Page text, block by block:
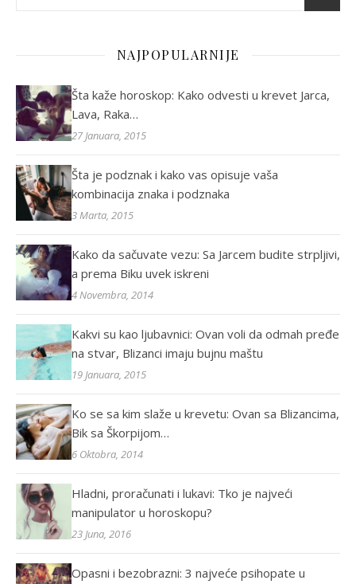
NAJPOPULARNIJE
Šta kaže horoskop: Kako odvesti u krevet Jarca,
Lava, Raka…
27 Januara, 2015
Šta je podznak i kako vas opisuje vaša
kombinacija znaka i podznaka
3 Marta, 2015
Kako da sačuvate vezu: Sa Jarcem budite strpljivi,
a prema Biku uvek iskreni
4 Novembra, 2014
Kakvi su kao ljubavnici: Ovan voli da odmah pređe
na stvar, Blizanci imaju bujnu maštu
19 Januara, 2015
Ko se sa kim slaže u krevetu: Ovan sa Blizancima,
Bik sa Škorpijom…
6 Oktobra, 2014
Hladni, proračunati i lukavi: Tko je najveći
manipulator u horoskopu?
23 Juna, 2016
Opasni i bezobrazni: 3 najveće psihopate u